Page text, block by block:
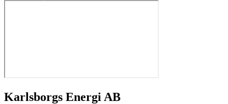
Karlsborgs Energi AB